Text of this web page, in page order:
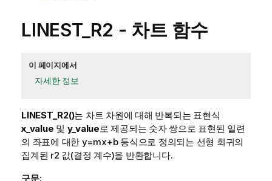
LINEST_R2 - 차트 함수
이 페이지에서
자세한 정보
LINEST_R2()는 차트 차원에 대해 반복되는 표현식
x_value 및 y_value로 제공되는 숫자 쌍으로 표현된 일련
의 좌표에 대한 y=mx+b등식으로 정의되는 선형 회귀의
집계된 r2 값(결정 계수)을 반환합니다.
구문: